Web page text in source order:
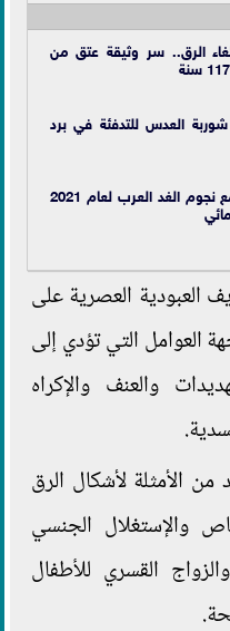
الرق.. سر وثيقة عتق من
العدس للتدفئة في برد
اليوم.. حلقة نقاشية مع نجوم الغد العرب لعام 2021
العبودية العصرية على
العوامل التي تؤدي إلى
والعنف والإكراه
الأمثلة لأشكال الرق
والإستغلال الجنسي
القسري للأطفال